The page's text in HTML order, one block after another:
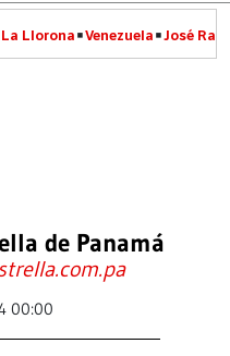
La Llorona Venezuela José
de Panamá
00:00